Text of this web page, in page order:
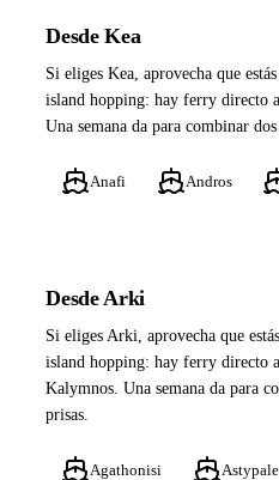
Desde Kea
Si eliges Kea, aprovecha que
island hopping: hay ferry directo
Una semana da para combinar
Anafi Andros
Desde Arki
Si eliges Arki, aprovecha que
island hopping: hay ferry directo
Kalymnos. Una semana da para
prisas.
Agathonisi